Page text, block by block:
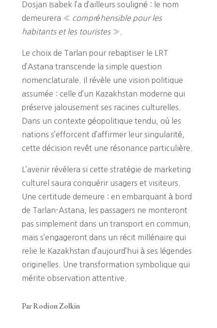
Dosjan Isabek l’a d’ailleurs souligné : le nom
demeurera « compréhensible pour les
habitants et les touristes».
Le choix de Tarlan pour rebaptiser le LRT
d’Astana transcende la simple question
nomenclaturale. Il révèle une vision politique
assumée : celle d’un Kazakhstan moderne qui
préserve jalousement ses racines culturelles.
Dans un contexte géopolitique tendu, où les
nations s’efforcent d’affirmer leur singularité,
cette décision revêt une résonance particulière.
L’avenir révélera si cette stratégie de marketing
culturel saura conquérir usagers et visiteurs.
Une certitude demeure : en embarquant à bord
de Tarlan-Astana, les passagers ne monteront
pas simplement dans un transport en commun,
mais s’engageront dans un récit millénaire qui
relie le Kazakhstan d’aujourd’hui à ses légendes
originelles. Une transformation symbolique qui
mérite observation attentive.
Par Rodion Zolkin